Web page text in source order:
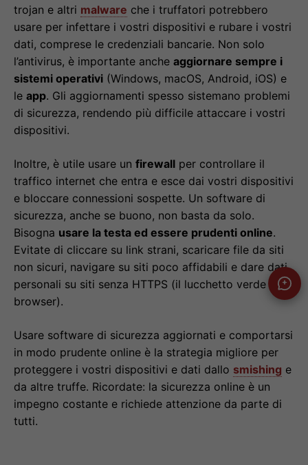
trojan e altri malware che i truffatori potrebbero
usare per infettare i vostri dispositivi e rubare i vostri
dati, comprese le credenziali bancarie. Non solo
l’antivirus, è importante anche aggiornare sempre i
sistemi operativi (Windows, macOS, Android, iOS) e
le app. Gli aggiornamenti spesso sistemano problemi
di sicurezza, rendendo più difficile attaccare i vostri
dispositivi.
Inoltre, è utile usare un firewall per controllare il
traffico internet che entra e esce dai vostri dispositivi
e bloccare connessioni sospette. Un software di
sicurezza, anche se buono, non basta da solo.
Bisogna usare la testa ed essere prudenti online.
Evitate di cliccare su link strani, scaricare file da siti
non sicuri, navigare su siti poco affidabili e dare dati
personali su siti senza HTTPS (il lucchetto verde nel
browser).
Usare software di sicurezza aggiornati e comportarsi
in modo prudente online è la strategia migliore per
proteggere i vostri dispositivi e dati dallo smishing e
da altre truffe. Ricordate: la sicurezza online è un
impegno costante e richiede attenzione da parte di
tutti.